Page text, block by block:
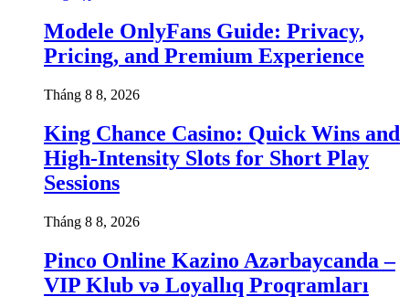
Modele OnlyFans Guide: Privacy,
Pricing, and Premium Experience
Tháng 8 8, 2026
King Chance Casino: Quick Wins and
High-Intensity Slots for Short Play
Sessions
Tháng 8 8, 2026
Pinco Online Kazino Azərbaycanda –
VIP Klub və Loyallıq Proqramları